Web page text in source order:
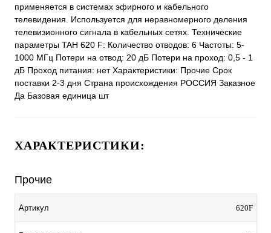
применяется в системах эфирного и кабельного
телевидения. Используется для неравномерного деления
телевизионного сигнала в кабельных сетях. Технические
параметры TAH 620 F: Количество отводов: 6 Частоты: 5-
1000 МГц Потери на отвод: 20 дБ Потери на проход: 0,5 - 1
дБ Проход питания: нет Характеристики: Прочие Срок
поставки 2-3 дня Страна происхождения РОССИЯ Заказное
Да Базовая единица шт
ХАРАКТЕРИСТИКИ:
Прочие
Артикул 620F